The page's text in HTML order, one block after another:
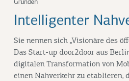
Gründen
Intelligenter
Sie nennen sich „Visionäre des
Das Start-up door2door aus
digitalen Transformation von
einen Nahverkehr zu etablieren,